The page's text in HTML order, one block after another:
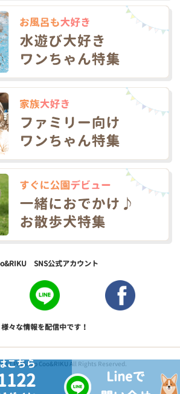
こちら
Lineで
SNS公式アカウント
様々な情報を配信中です！
PetShop Coo&RIKU All Rights Reserved.